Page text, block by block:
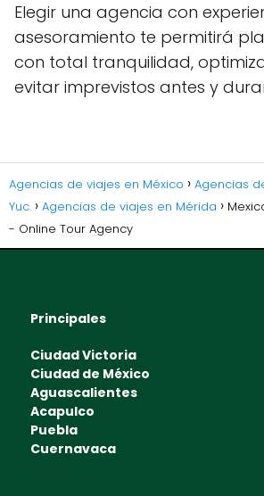
Elegir una agencia con
asesoramiento te permitirá
con total tranquilidad,
evitar imprevistos antes y
Agencias de viajes en México
Agencias
Yuc.
Agencias de viajes en Mérida
- Online Tour Agency
Principales
Ciudad Victoria
Ciudad de México
Aguascalientes
Acapulco
Puebla
Cuernavaca